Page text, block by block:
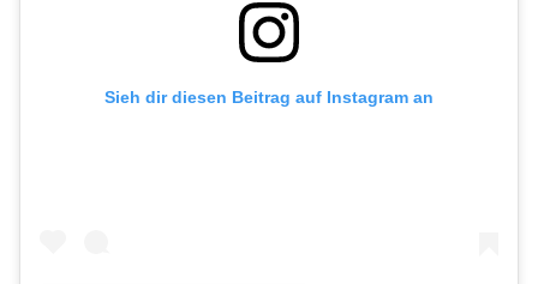
Sieh dir diesen Beitrag auf Instagram an